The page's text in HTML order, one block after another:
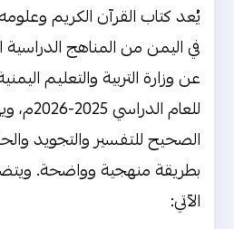
يُعد كتاب القرآن الكريم
في اليمن من المناهج
عن وزارة التربية والتعليم
للعام
الصحيح للتفسير والتجويد
بطريقة منهجية وواضحة.
الآتي: